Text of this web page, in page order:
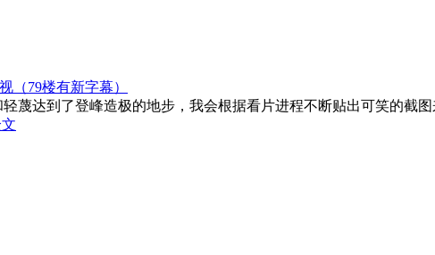
（79楼有新字幕）
蔑达到了登峰造极的地步，我会根据看片进程不断贴出可笑的截